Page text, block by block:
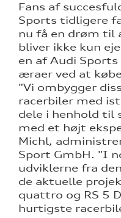
Fans af
Sports tidligere
nu få en drøm til
bliver ikke kun
en af Audi
æraer ved at
"Vi ombygger
racerbiler med
dele i henhold til
med et højt
Michl,
Sport GmbH. "I
udviklerne fra
de aktuelle
quattro og RS 5
hurtigste